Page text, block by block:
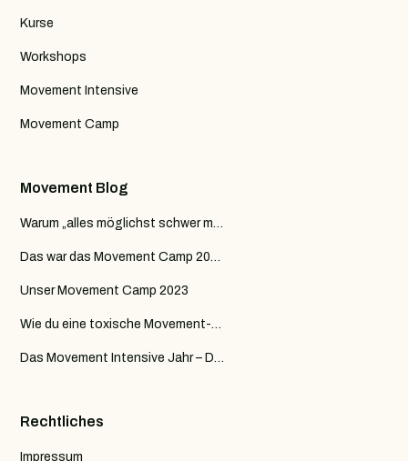
Kurse
Workshops
Movement Intensive
Movement Camp
Movement Blog
Warum „alles möglichst schwer machen“ im Training oft genau das Falsche ist
Das war das Movement Camp 2024
Unser Movement Camp 2023
Wie du eine toxische Movement-Community erkennst
Das Movement Intensive Jahr – Deine Reise von Kraft zu Flow
Rechtliches
Impressum